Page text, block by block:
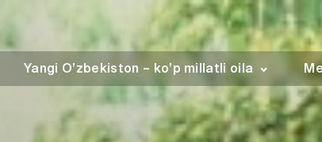
Yangi O’zbekiston – ko’p millatli oila